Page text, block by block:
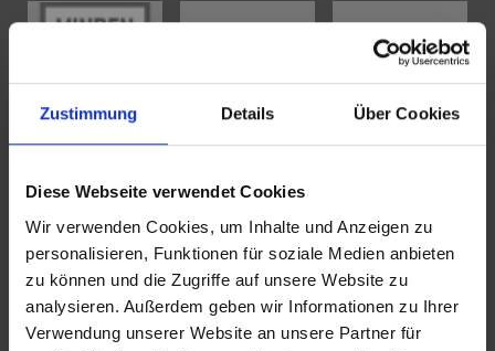
Zustimmung Details Über Cookies
Diese Webseite verwendet Cookies
Wir verwenden Cookies, um Inhalte und Anzeigen zu
personalisieren, Funktionen für soziale Medien anbieten
zu können und die Zugriffe auf unsere Website zu
analysieren. Außerdem geben wir Informationen zu Ihrer
Verwendung unserer Website an unsere Partner für
KONTAKT